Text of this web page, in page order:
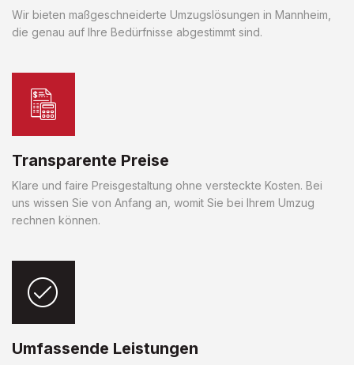
Wir bieten maßgeschneiderte Umzugslösungen in Mannheim,
die genau auf Ihre Bedürfnisse abgestimmt sind.
Transparente Preise
Klare und faire Preisgestaltung ohne versteckte Kosten. Bei
uns wissen Sie von Anfang an, womit Sie bei Ihrem Umzug
rechnen können.
Umfassende Leistungen